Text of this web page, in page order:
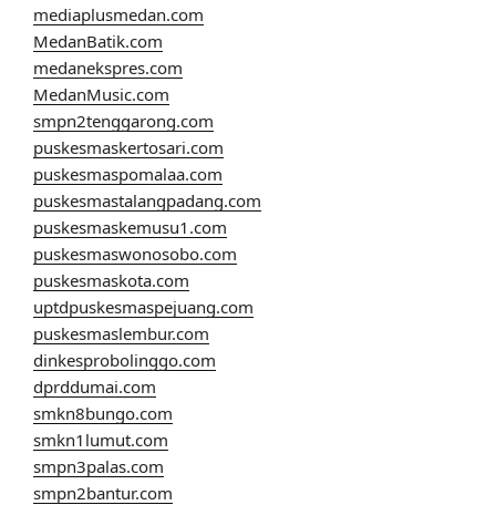
mediaplusmedan.com
MedanBatik.com
medanekspres.com
MedanMusic.com
smpn2tenggarong.com
puskesmaskertosari.com
puskesmaspomalaa.com
puskesmastalangpadang.com
puskesmaskemusu1.com
puskesmaswonosobo.com
puskesmaskota.com
uptdpuskesmaspejuang.com
puskesmaslembur.com
dinkesprobolinggo.com
dprddumai.com
smkn8bungo.com
smkn1lumut.com
smpn3palas.com
smpn2bantur.com